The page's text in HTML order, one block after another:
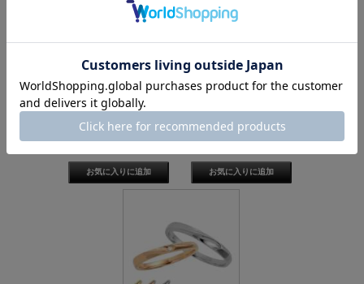
【納期約4週間】ペアリン
ンド ハ...
成するペ...